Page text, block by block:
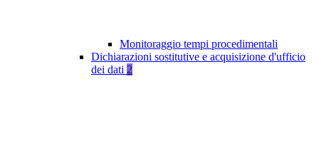
Monitoraggio tempi procedimentali
Dichiarazioni sostitutive e acquisizione d'ufficio
dei dati 2